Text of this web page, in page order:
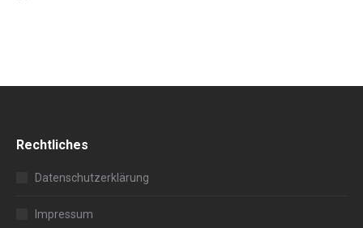
Rechtliches
Datenschutzerklärung
Impressum